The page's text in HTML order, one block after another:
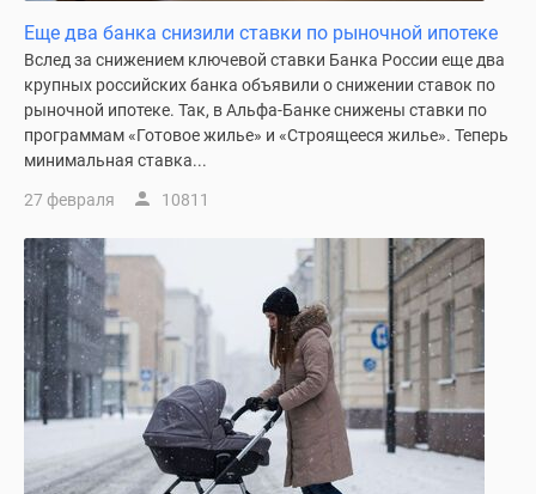
реновации
Москве
Новостройки
премиум-
класса
бизнес-
класса
Рассрочка
Траншевая
ипотека
Дома
Коттеджные
Еще два банка снизили ставки по рыночной ипотеке
Вслед за снижением ключевой ставки Банка России еще два
крупных российских банка объявили о снижении ставок по
рыночной ипотеке. Так, в Альфа-Банке снижены ставки по
программам «Готовое жилье» и «Строящееся жилье». Теперь
минимальная ставка...
27 февраля 10811